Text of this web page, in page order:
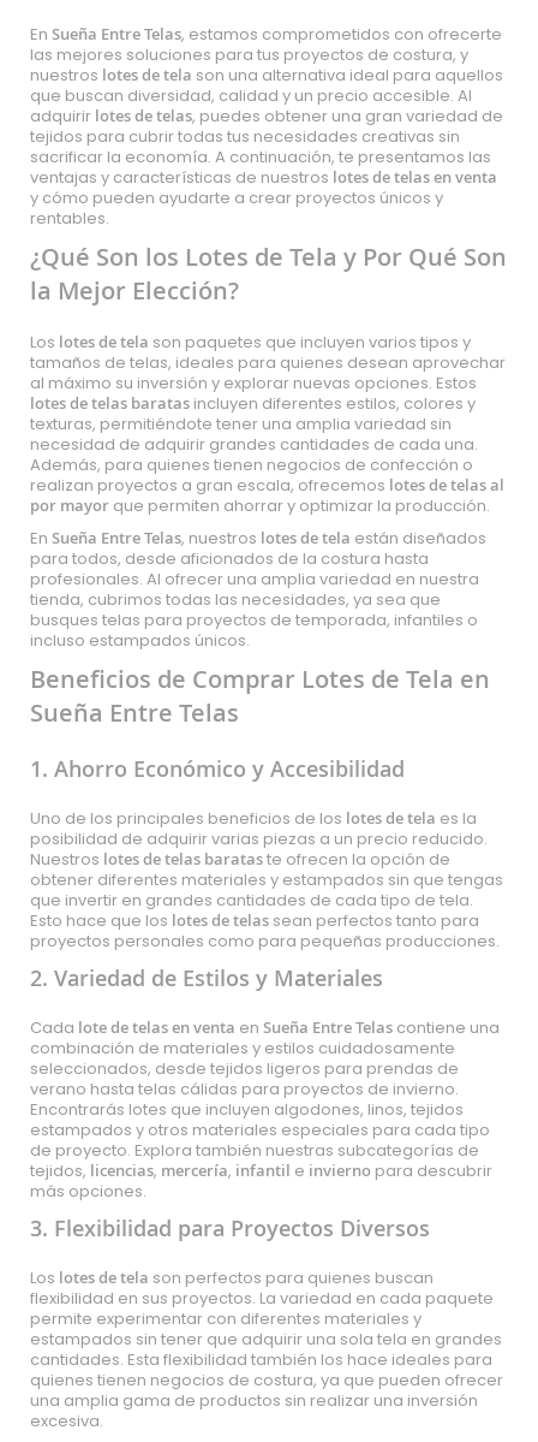
En Sueña Entre Telas, estamos comprometidos con ofrecerte
las mejores soluciones para tus proyectos de costura, y
nuestros lotes de tela son una alternativa ideal para aquellos
que buscan diversidad, calidad y un precio accesible. Al
adquirir lotes de telas, puedes obtener una gran variedad de
tejidos para cubrir todas tus necesidades creativas sin
sacrificar la economía. A continuación, te presentamos las
ventajas y características de nuestros lotes de telas en venta
y cómo pueden ayudarte a crear proyectos únicos y
rentables.
¿Qué Son los Lotes de Tela y Por Qué Son
la Mejor Elección?
Los lotes de tela son paquetes que incluyen varios tipos y
tamaños de telas, ideales para quienes desean aprovechar
al máximo su inversión y explorar nuevas opciones. Estos
lotes de telas baratas incluyen diferentes estilos, colores y
texturas, permitiéndote tener una amplia variedad sin
necesidad de adquirir grandes cantidades de cada una.
Además, para quienes tienen negocios de confección o
realizan proyectos a gran escala, ofrecemos lotes de telas al
por mayor que permiten ahorrar y optimizar la producción.
En Sueña Entre Telas, nuestros lotes de tela están diseñados
para todos, desde aficionados de la costura hasta
profesionales. Al ofrecer una amplia variedad en nuestra
tienda, cubrimos todas las necesidades, ya sea que
busques telas para proyectos de temporada, infantiles o
incluso estampados únicos.
Beneficios de Comprar Lotes de Tela en
Sueña Entre Telas
1. Ahorro Económico y Accesibilidad
Uno de los principales beneficios de los lotes de tela es la
posibilidad de adquirir varias piezas a un precio reducido.
Nuestros lotes de telas barataste ofrecen la opción de
obtener diferentes materiales y estampados sin que tengas
que invertir en grandes cantidades de cada tipo de tela.
Esto hace que los lotes de telas sean perfectos tanto para
proyectos personales como para pequeñas producciones.
2. Variedad de Estilos y Materiales
Cada lote de telas en venta en Sueña Entre Telas contiene una
combinación de materiales y estilos cuidadosamente
seleccionados, desde tejidos ligeros para prendas de
verano hasta telas cálidas para proyectos de invierno.
Encontrarás lotes que incluyen algodones, linos, tejidos
estampados y otros materiales especiales para cada tipo
de proyecto. Explora también nuestras subcategorías de
tejidos, licencias, mercería, infantil e invierno para descubrir
más opciones.
3. Flexibilidad para Proyectos Diversos
Los lotes de tela son perfectos para quienes buscan
flexibilidad en sus proyectos. La variedad en cada paquete
permite experimentar con diferentes materiales y
estampados sin tener que adquirir una sola tela en grandes
cantidades. Esta flexibilidad también los hace ideales para
quienes tienen negocios de costura, ya que pueden ofrecer
una amplia gama de productos sin realizar una inversión
excesiva.